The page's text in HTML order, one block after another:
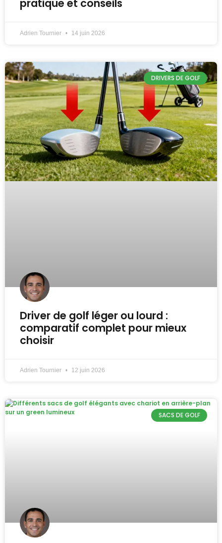
pratique et conseils
Adrien Tournier 14 juin 2026
DRIVERS DE GOLF
Driver de golf léger ou lourd :
comparatif complet pour mieux
choisir
Adrien Tournier 12 juin 2026
SACS DE GOLF